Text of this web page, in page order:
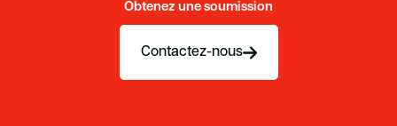
Obtenez une soumission
Contactez-nous